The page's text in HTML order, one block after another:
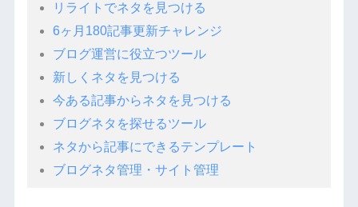
リライトでネタを見つける
6ヶ月180記事更新チャレンジ
ブログ運営に役立つツール
新しくネタを見つける
今ある記事からネタを見つける
ブログネタを探せるツール
ネタから記事にできるテンプレート
ブログネタ管理・サイト管理